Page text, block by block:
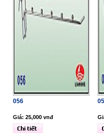
056
Giá: 25,000 vnđ